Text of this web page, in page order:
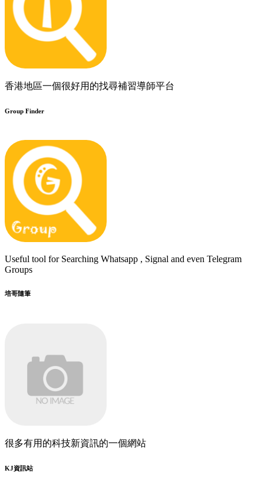
香港地區一個很好用的找尋補習導師平台
Group Finder
Useful tool for Searching Whatsapp , Signal and even Telegram
Groups
培哥隨筆
很多有用的科技新資訊的一個網站
KJ資訊站